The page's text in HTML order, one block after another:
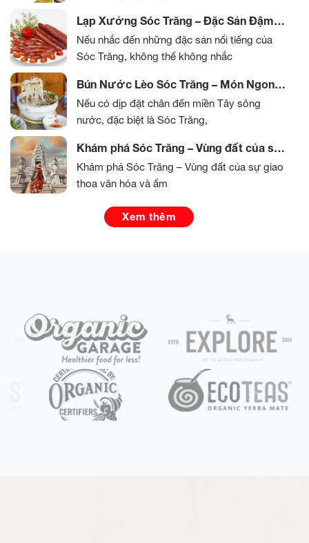
Lạp Xưởng Sóc Trăng – Đặc Sản Đậm
Đà Hương Vị Miền Tây
Nếu nhắc đến những đặc sản nổi tiếng của
Sóc Trăng, không thể không nhắc
Bún Nước Lèo Sóc Trăng – Món Ngon
Đậm Đà Hương Vị Miền Tây
Nếu có dịp đặt chân đến miền Tây sông
nước, đặc biệt là Sóc Trăng,
Khám phá Sóc Trăng – Vùng đất của sự
giao thoa văn hóa và ẩm thực độc đáo
Khám phá Sóc Trăng – Vùng đất của sự giao
thoa văn hóa và ẩm
Xem thêm